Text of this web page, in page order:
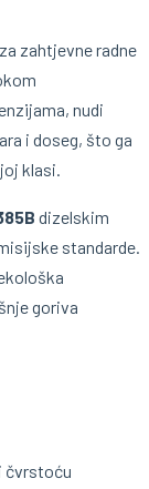
zahtjevne radne
nudi
i doseg, što ga
klasi.
dizelskim
standarde.
goriva
čvrstoću